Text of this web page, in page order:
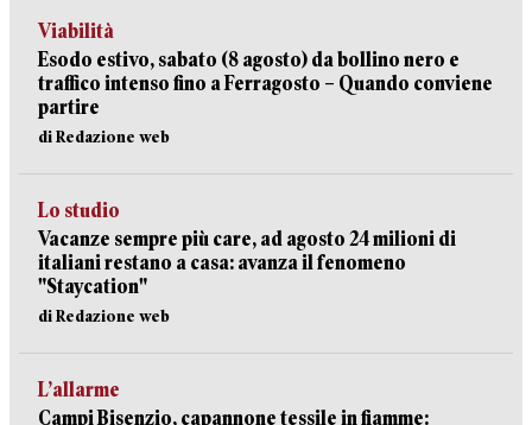
Viabilità
Esodo estivo, sabato (8 agosto) da bollino nero e
traffico intenso fino a Ferragosto – Quando conviene
partire
di Redazione web
Lo studio
Vacanze sempre più care, ad agosto 24 milioni di
italiani restano a casa: avanza il fenomeno
"Staycation"
di Redazione web
L’allarme
Campi Bisenzio, capannone tessile in fiamme: